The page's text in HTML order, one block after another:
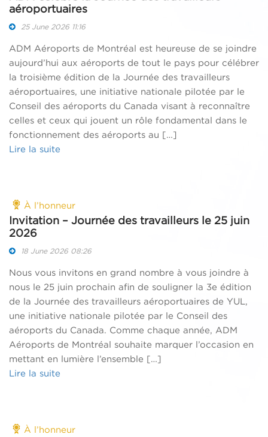
aéroportuaires
25 June 2026 11:16
ADM Aéroports de Montréal est heureuse de se joindre
aujourd’hui aux aéroports de tout le pays pour célébrer
la troisième édition de la Journée des travailleurs
aéroportuaires, une initiative nationale pilotée par le
Conseil des aéroports du Canada visant à reconnaître
celles et ceux qui jouent un rôle fondamental dans le
fonctionnement des aéroports au […]
Lire la suite
À l’honneur
Invitation – Journée des travailleurs le 25 juin
2026
18 June 2026 08:26
Nous vous invitons en grand nombre à vous joindre à
nous le 25 juin prochain afin de souligner la 3e édition
de la Journée des travailleurs aéroportuaires de YUL,
une initiative nationale pilotée par le Conseil des
aéroports du Canada. Comme chaque année, ADM
Aéroports de Montréal souhaite marquer l’occasion en
mettant en lumière l’ensemble […]
Lire la suite
À l’honneur